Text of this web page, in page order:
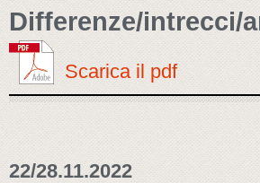
Differenze/intrecci/
Scarica il pdf
22/28.11.2022